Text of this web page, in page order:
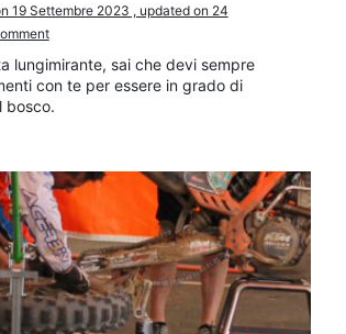
19 Settembre 2023 , updated on 24
lungimirante, sai che devi sempre
con te per essere in grado di
bosco.